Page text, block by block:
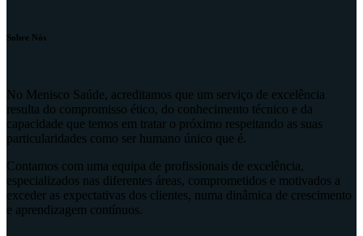
Sobre Nós
No Menisco Saúde, acreditamos que um serviço de excelência
resulta do compromisso ético, do conhecimento técnico e da
capacidade que temos em tratar o próximo respeitando as suas
particularidades como ser humano único que é.
Contamos com uma equipa de profissionais de excelência,
especializados nas diferentes áreas, comprometidos e motivados a
exceder as expectativas dos clientes, numa dinâmica de crescimento
e aprendizagem contínuos.